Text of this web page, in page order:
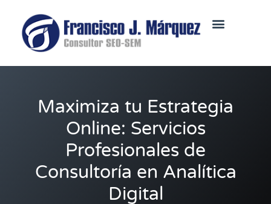
Maximiza tu Estrategia
Online: Servicios
Profesionales de
Consultoría en Analítica
Digital